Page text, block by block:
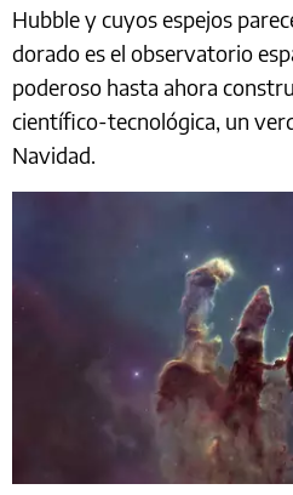
Hubble y cuyos espejos
dorado es el observatorio
poderoso hasta ahora
científico-tecnológica, un
Navidad.